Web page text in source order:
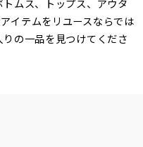
ムス、トップス、アウタ
イテムをリユースならでは
の一品を見つけてくださ